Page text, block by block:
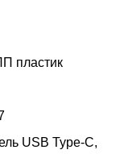
пластик
USB Type-C,